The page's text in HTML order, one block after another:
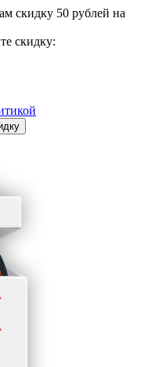
скидку 50 рублей на
скидку: